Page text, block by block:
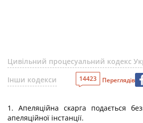
Цивільний процесуальний кодекс
Інши кодекси
14423 Переглядів
1. Апеляційна скарга подається
апеляційної інстанції.